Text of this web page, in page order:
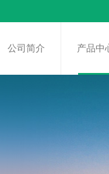
公司简介 产品中